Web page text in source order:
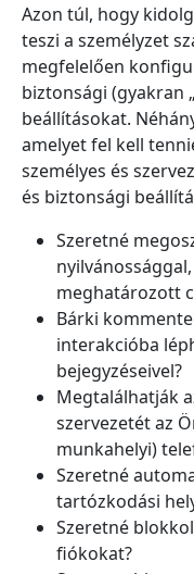
Azon túl, hogy
teszi a személyzet
megfelelően
biztonsági (gyakran
beállításokat.
amelyet fel kell
személyes és
és biztonsági
Szeretné
meghatározott
Bárki
interakcióba
bejegyzéseivel?
Megtalálhatják
szervezetét az
munkahelyi)
Szeretné
tartózkodási
Szeretné
fiókokat?